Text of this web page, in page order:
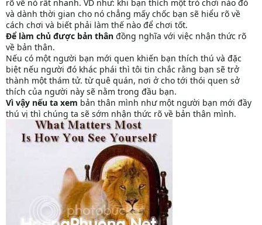
rõ về nó rất nhanh. VD như: khi bạn thích một trò chơi nào đó
và dành thời gian cho nó chẳng mấy chốc bạn sẽ hiểu rõ về
cách chơi và biết phải làm thế nào để chơi tốt.
Để làm chủ được bản thân đồng nghĩa với việc nhận thức rõ
về bản thân.
Nếu có một người bạn mới quen khiến bạn thích thú và đặc
biệt nếu người đó khác phái thì tôi tin chắc rằng bạn sẽ trở
thành một thám tử. từ quê quán, nơi ở cho tới thói quen sở
thích của người này sẽ nằm trong đầu bạn.
Vì vậy nếu ta xem bản thân mình như một người bạn mới đầy
thú vị thì chúng ta sẽ sớm nhận thức rõ về bản thân mình.